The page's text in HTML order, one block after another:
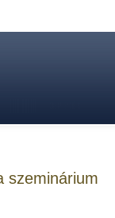
szeminárium